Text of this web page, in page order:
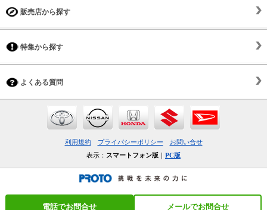
電話でお問合せ メールでお問合せ
販売店から探す
特集から探す
よくある質問
利用規約 プライバシーポリシー
お問い合せ
表示： スマートフォン版 ｜ PC版